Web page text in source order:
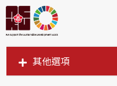
其他選項